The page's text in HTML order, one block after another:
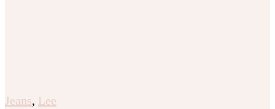
Jeans, Lee